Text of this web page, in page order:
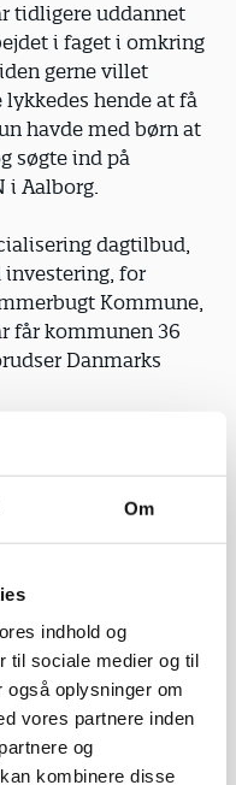
Om
indhold og
til sociale medier og til
oplysninger om
vores partnere inden
og
kombinere disse
tidligere uddannet
i faget i omkring
gerne villet
hende at få
havde med børn at
søgte ind på
i Aalborg.
dagtilbud,
investering, for
Kommune,
får kommunen 36
Danmarks
Brønderslev er
og gode muligheder
var Marie-
i en
i Skipper
at hun på